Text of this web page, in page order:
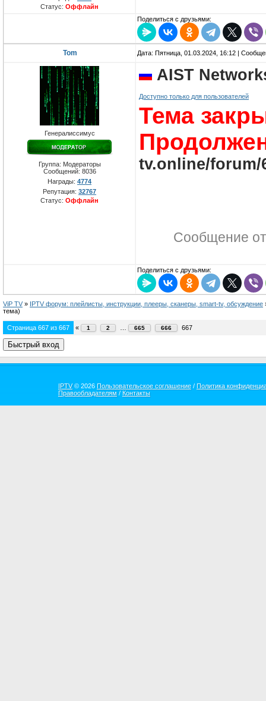
Статус: Оффлайн
Поделиться с друзьями:
Tom Дата: Пятница, 01.03.2024, 16:12 |
Генералиссимус
Группа: Модераторы
Сообщений: 8036
Награды: 4774
Репутация: 32767
Статус: Оффлайн
AIST
Доступно только для пользователей
Тема
tv.online/forum/
Сообщение
Поделиться с друзьями:
ViP TV » IPTV форум: плейлисты, инструкции, плееры, сканеры, smart-tv, обсуждение
тема)
Страница 667 из 667 « 1 2 665 666 667
IPTV© 2026 Пользовательское соглашение / Политика
Правообладателям / Контакты